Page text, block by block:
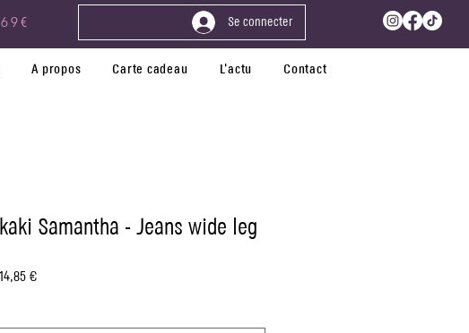
Se connecter
A propos Carte cadeau L'actu Contact
Samantha - Jeans wide leg
14,85 €Prix